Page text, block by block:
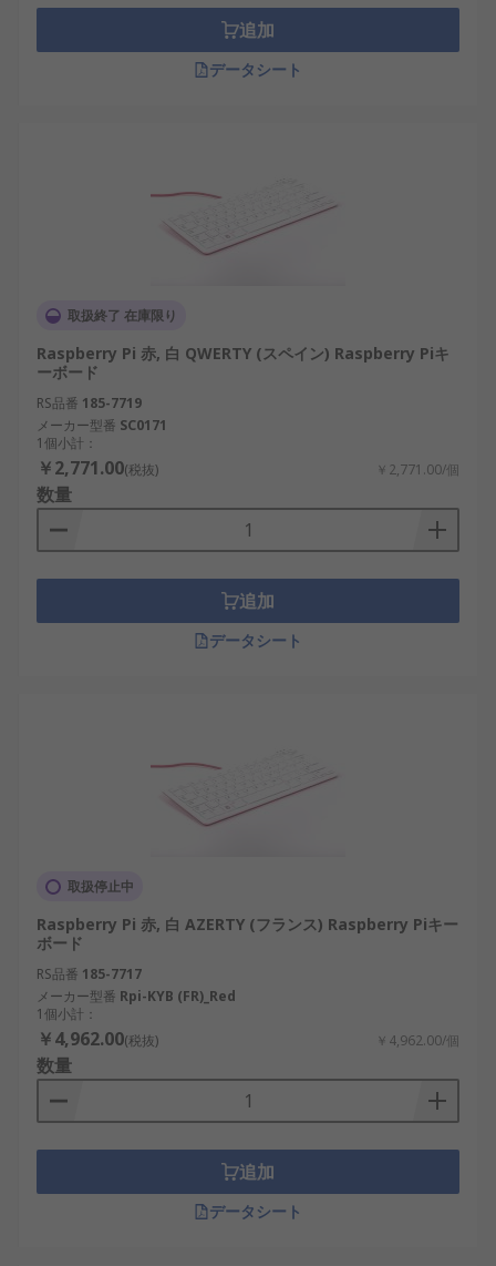
追加
データシート
取扱終了 在庫限り
Raspberry Pi 赤, 白 QWERTY (スペイン) Raspberry Piキ
ーボード
RS品番 185-7719
メーカー型番 SC0171
1個小計：
￥2,771.00(税抜) ￥2,771.00/個
数量
追加
データシート
取扱停止中
Raspberry Pi 赤, 白 AZERTY (フランス) Raspberry Piキー
ボード
RS品番 185-7717
メーカー型番 Rpi-KYB (FR)_Red
1個小計：
￥4,962.00(税抜) ￥4,962.00/個
数量
追加
データシート